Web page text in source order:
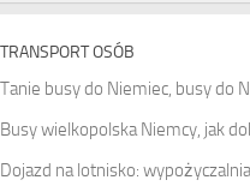
TRANSPORT OSÓB
Tanie busy do Niemiec, busy do
Busy wielkopolska Niemcy, jak
Dojazd na lotnisko: